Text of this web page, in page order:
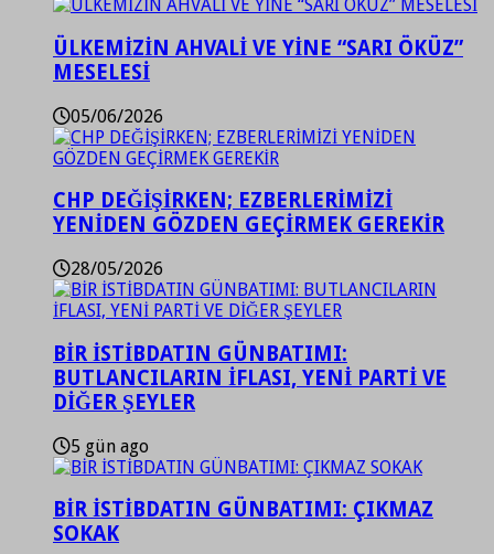
ÜLKEMİZİN AHVALİ VE YİNE “SARI ÖKÜZ”
MESELESİ
05/06/2026
CHP DEĞİŞİRKEN; EZBERLERİMİZİ
YENİDEN GÖZDEN GEÇİRMEK GEREKİR
28/05/2026
BİR İSTİBDATIN GÜNBATIMI:
BUTLANCILARIN İFLASI, YENİ PARTİ VE
DİĞER ŞEYLER
5 gün ago
BİR İSTİBDATIN GÜNBATIMI: ÇIKMAZ
SOKAK